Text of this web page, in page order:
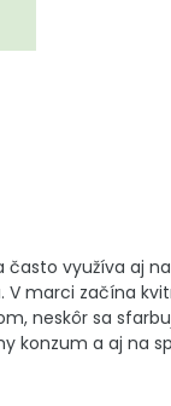
využíva aj
V marci začína
neskôr sa
konzum a aj